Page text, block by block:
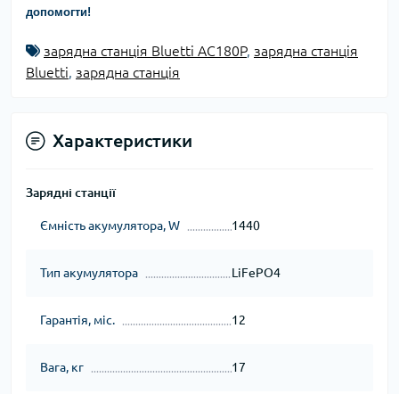
допомогти!
зарядна станція Bluetti AC180P, зарядна станція
Bluetti, зарядна станція
Характеристики
Зарядні станції
Ємність акумулятора, W 1440
Тип акумулятора LiFePO4
Гарантія, міс. 12
Вага, кг 17